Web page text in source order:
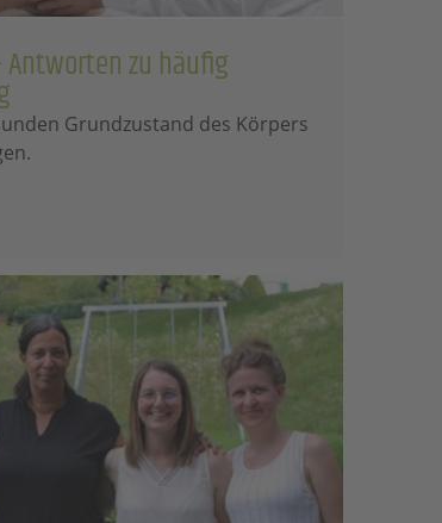
Antworten zu häufig
Grundzustand des Körpers